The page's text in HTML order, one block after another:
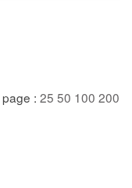
: 25 50 100 200